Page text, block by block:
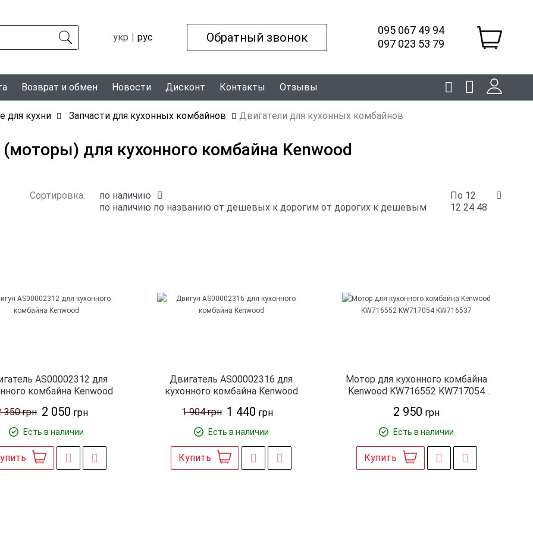
укр рус Обратный звонок
095 067 49 94
097 023 53 79
Возврат и обмен Новости Дисконт Контакты Отзывы
для кухни Запчасти для кухонных комбайнов Двигатели для кухонных комбайнов
для кухонного комбайна Kenwood
Сортировка:
по наличию
по наличию по названию от дешевых к дорогим от дорогих к дешевым
По 12
12 24 48
AS00002312 для
комбайна Kenwood
350грн 2 050 грн
Есть в наличии
Двигатель AS00002316 для
кухонного комбайна Kenwood
1 904грн 1 440 грн
Есть в наличии
Купить
Мотор для кухонного комбайна
Kenwood KW716552 KW717054
2 950 грн
Есть в наличии
Купить